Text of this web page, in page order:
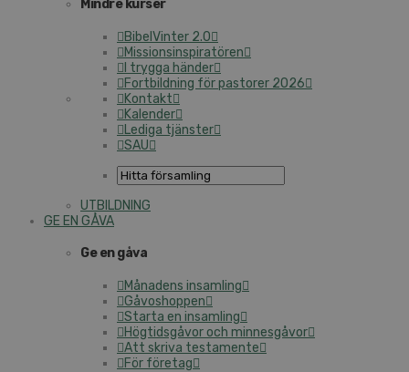
Mindre kurser
BibelVinter 2.0
Missionsinspiratören
I trygga händer
Fortbildning för pastorer 2026
Kontakt
Kalender
Lediga tjänster
SAU
UTBILDNING
GE EN GÅVA
Ge en gåva
Månadens insamling
Gåvoshoppen
Starta en insamling
Högtidsgåvor och minnesgåvor
Att skriva testamente
För företag